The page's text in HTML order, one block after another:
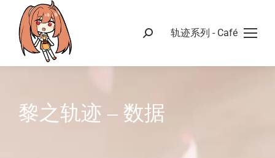
轨迹系列 - Café
黎之轨迹 – 数据